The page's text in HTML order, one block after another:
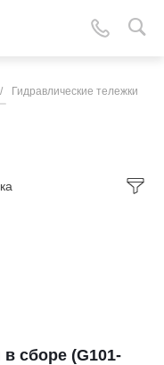
/ Гидравлические тележки
в сборе (G101-